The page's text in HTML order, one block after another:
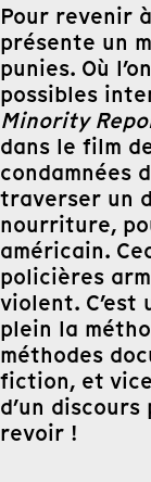
Pour revenir
présente un
punies. Où
possibles
Minority
dans le film
condamnées
traverser un
nourriture,
américain.
policières
violent.
plein la
méthodes
fiction, et
d’un
revoir !